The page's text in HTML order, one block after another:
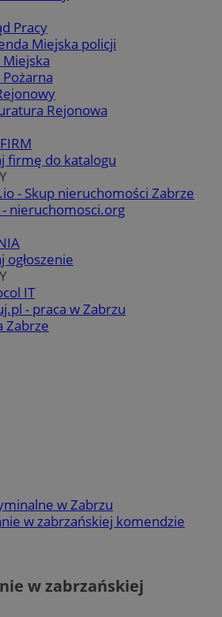
Pracy
Miejska policji
Miejska
Pożarna
Rejonowa
firmę do katalogu
- Skup nieruchomości Zabrze
- nieruchomosci.org
ogłoszenie
IT
- praca w Zabrzu
Zabrze
w Zabrzu
w zabrzańskiej komendzie
w zabrzańskiej